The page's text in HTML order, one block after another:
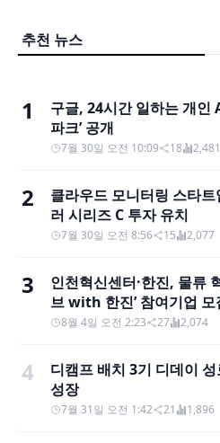
추천 뉴스
1
구글, 24시간 일하는 개인
파크’ 공개
7월 30일 오전 10:09 18 2,481
2
클라우드 모니터링 스타
러 시리즈 C 투자 유치
7월 30일 오전 8:56 15 2,077
3
인천혁신센터·한진, 물류
브 with 한진’ 참여기업 모
8월 4일 오전 2:23 27 2,074
4
디캠프 배치 3기 디데이
성장
7월 31일 오전 1:42 21 1,896